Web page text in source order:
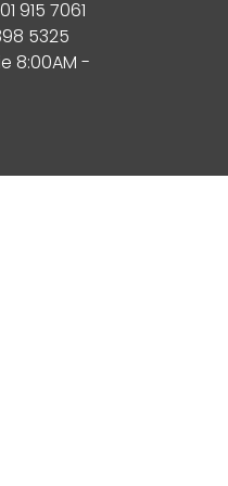
915 7061
5325
8:00AM -